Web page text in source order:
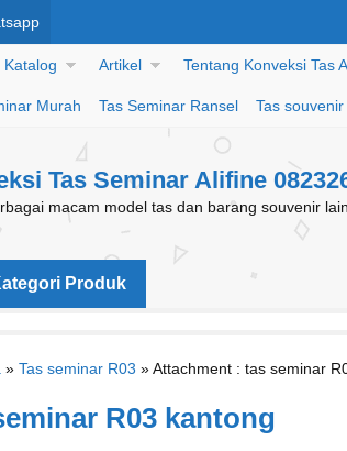
Katalog Artikel Tentang Konveksi Tas
Murah Tas Seminar Ransel Tas souvenir
Tas Seminar Alifine
macam model tas dan barang souvenir lain
Produk
» Tas seminar R03 » Attachment : tas seminar
R03 kantong